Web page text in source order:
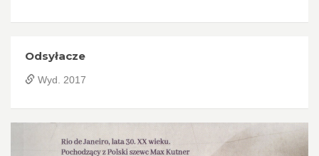
Odsyłacze
Wyd. 2017